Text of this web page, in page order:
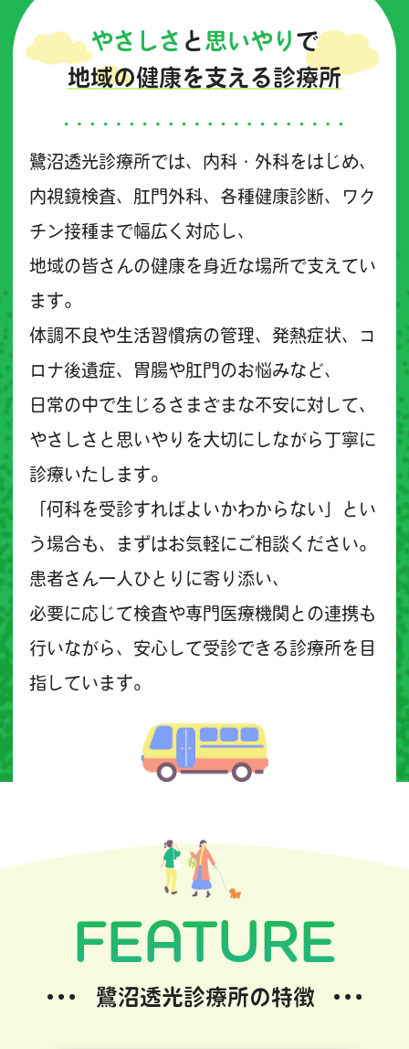
やさしさ と 思いやり で
地域の健康を支える診療所
鷺沼透光診療所では、内科・外科をはじめ、
内視鏡検査、肛門外科、各種健康診断、ワク
チン接種まで幅広く対応し、
地域の皆さんの健康を身近な場所で支えてい
ます。
体調不良や生活習慣病の管理、発熱症状、コ
ロナ後遺症、胃腸や肛門のお悩みなど、
日常の中で生じるさまざまな不安に対して、
やさしさと思いやりを大切にしながら丁寧に
診療いたします。
「何科を受診すればよいかわからない」とい
う場合も、まずはお気軽にご相談ください。
患者さん一人ひとりに寄り添い、
必要に応じて検査や専門医療機関との連携も
行いながら、安心して受診できる診療所を目
指しています。
FEATURE
鷺沼透光診療所の特徴